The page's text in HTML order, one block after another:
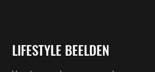
LIFESTYLE BEELDEN